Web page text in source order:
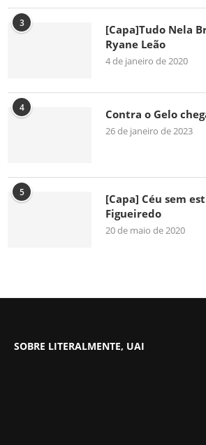
3
[Capa]Tudo Nela
Ryane Leão
4 de janeiro de 2020
4 Contra o Gelo
26 de janeiro de 2023
5
[Capa] Céu sem
Figueiredo
20 de maio de 2020
SOBRE LITERALMENTE, UAI